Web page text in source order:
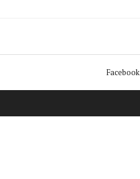
Facebook